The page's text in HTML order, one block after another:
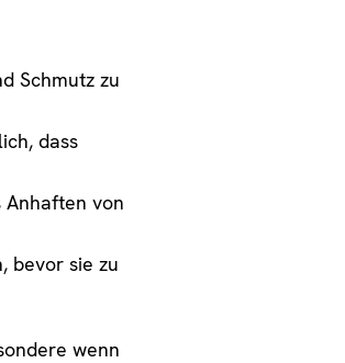
Schmutz zu
dass
Anhaften von
bevor sie zu
wenn